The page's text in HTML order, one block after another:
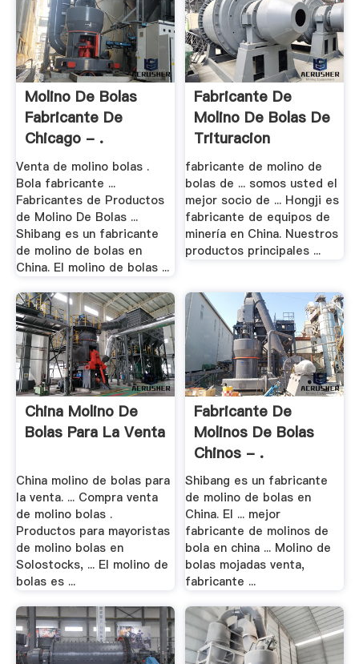
Molino De Bolas
Fabricante De
Chicago - .
Venta de molino bolas .
Bola fabricante ...
Fabricantes de Productos
de Molino De Bolas ...
Shibang es un fabricante
de molino de bolas en
China. El molino de bolas ...
Fabricante De
Molino De Bolas De
Trituracion
fabricante de molino de
bolas de ... somos usted el
mejor socio de ... Hongji es
fabricante de equipos de
minería en China. Nuestros
productos principales ...
China Molino De
Bolas Para La Venta
China molino de bolas para
la venta. ... Compra venta
de molino bolas .
Productos para mayoristas
de molino bolas en
Solostocks, ... El molino de
bolas es ...
Fabricante De
Molinos De Bolas
Chinos - .
Shibang es un fabricante
de molino de bolas en
China. El ... mejor
fabricante de molinos de
bola en china ... Molino de
bolas mojadas venta,
fabricante ...